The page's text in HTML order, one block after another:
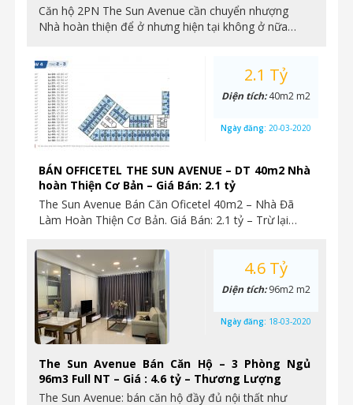
Căn hộ 2PN The Sun Avenue cần chuyển nhượng
Nhà hoàn thiện để ở nhưng hiện tại không ở nữa…
BÁN OFFICETEL THE SUN AVENUE – DT 40m2 Nhà
hoàn Thiện Cơ Bản – Giá Bán: 2.1 tỷ
The Sun Avenue Bán Căn Oficetel 40m2 – Nhà Đã
Làm Hoàn Thiện Cơ Bản. Giá Bán: 2.1 tỷ – Trừ lại…
2.1 Tỷ
Diện tích:40m2 m2
Ngày đăng: 20-03-2020
The Sun Avenue Bán Căn Hộ – 3 Phòng Ngủ
96m3 Full NT – Giá : 4.6 tỷ – Thương Lượng
The Sun Avenue: bán căn hộ đầy đủ nội thất như
4.6 Tỷ
Diện tích:96m2 m2
Ngày đăng: 18-03-2020